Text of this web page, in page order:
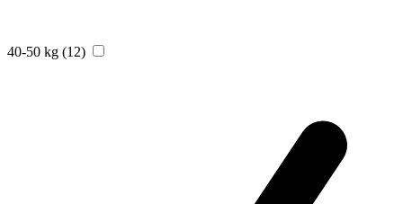
40-50 kg (12)